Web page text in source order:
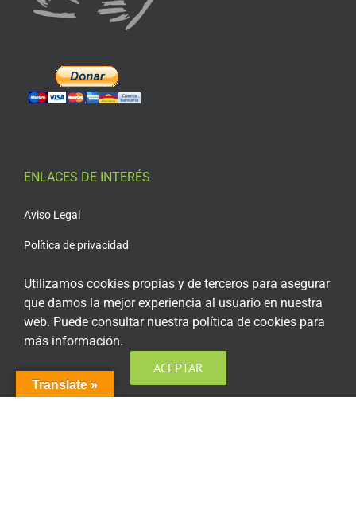
ENLACES DE INTERÉS
Aviso Legal
Política de privacidad
Política de cookies
Condiciones generales de contratación
Acceso plataforma de teleformación
Translate »
Utilizamos cookies propias y de terceros para asegurar
que damos la mejor experiencia al usuario en nuestra
web. Puede consultar nuestra política de cookies para
más información.
ACEPTAR